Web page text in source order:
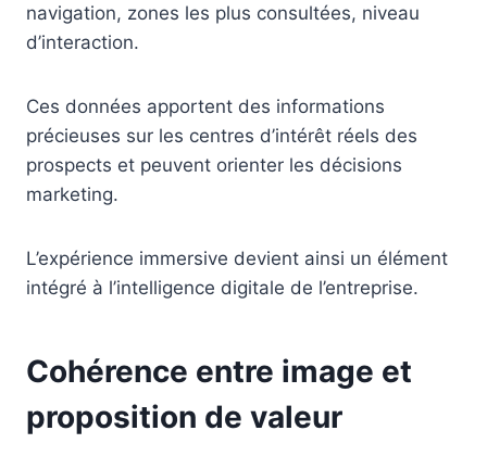
navigation, zones les plus consultées, niveau
d’interaction.
Ces données apportent des informations
précieuses sur les centres d’intérêt réels des
prospects et peuvent orienter les décisions
marketing.
L’expérience immersive devient ainsi un élément
intégré à l’intelligence digitale de l’entreprise.
Cohérence entre image et
proposition de valeur